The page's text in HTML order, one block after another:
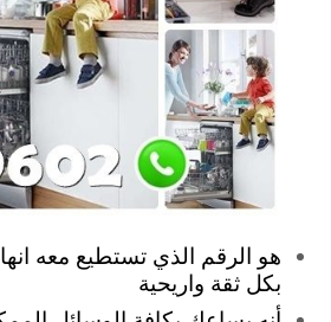
هو الرقم الذي تستطيع معه
بكل ثقة واريحية